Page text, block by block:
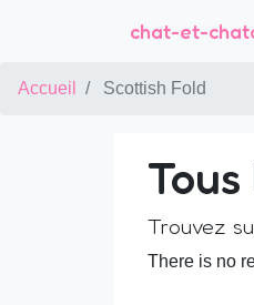
chat-et-
Accueil Scottish Fold
Trouvez
There is no